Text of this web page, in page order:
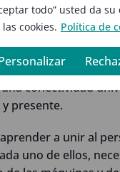
todo” usted da
cookies. Política de
con sistemas que
sistemas
hablando de
tecnología
conectividad
presente.
a unir al
uno de ellos,